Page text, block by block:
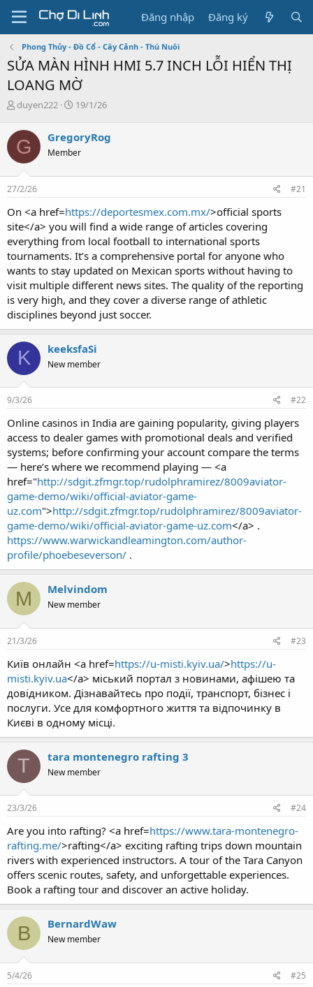
Đăng nhập Đăng ký
Phong Thủy - Đồ Cổ - Cây Cảnh - Thú Nuôi
SỬA MÀN HÌNH HMI 5.7 INCH LỖI HIỂN THỊ
LOANG MỜ
T
r
e
a
d
s
t
r
t
e
r
duyen222
N
y
g
i
19/1/26
G GregoryRog
Member
27/2/26 #21
On <a href=https://deportesmex.com.mx/>official sports
site</a> you will find a wide range of articles covering
everything from local football to international sports
tournaments. It’s a comprehensive portal for anyone who
wants to stay updated on Mexican sports without having to
visit multiple different news sites. The quality of the reporting
is very high, and they cover a diverse range of athletic
disciplines beyond just soccer.
K keeksfaSi
New member
9/3/26 #22
Online casinos in India are gaining popularity, giving players
access to dealer games with promotional deals and verified
systems; before confirming your account compare the terms
— here’s where we recommend playing — <a
href="http://sdgit.zfmgr.top/rudolphramirez/8009aviator-
game-demo/wiki/official-aviator-game-
uz.com">http://sdgit.zfmgr.top/rudolphramirez/8009aviator-
game-demo/wiki/official-aviator-game-uz.com</a> .
https://www.warwickandleamington.com/author-
profile/phoebeseverson/ .
M Melvindom
New member
21/3/26 #23
Київ онлайн <a href=https://u-misti.kyiv.ua/>https://u-
misti.kyiv.ua</a> міський портал з новинами, афішею та
довідником. Дізнавайтесь про події, транспорт, бізнес і
послуги. Усе для комфортного життя та відпочинку в
Києві в одному місці.
T tara montenegro rafting 3
New member
23/3/26 #24
Are you into rafting? <a href=https://www.tara-montenegro-
rafting.me/>rafting</a> exciting rafting trips down mountain
rivers with experienced instructors. A tour of the Tara Canyon
offers scenic routes, safety, and unforgettable experiences.
Book a rafting tour and discover an active holiday.
B BernardWaw
New member
5/4/26 #25